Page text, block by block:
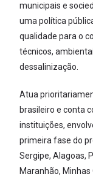
municipais e
uma política
qualidade para o
técnicos,
dessalinização.
Atua
brasileiro e conta
instituições,
primeira fase do
Sergipe, Alagoas,
Maranhão, Minhas